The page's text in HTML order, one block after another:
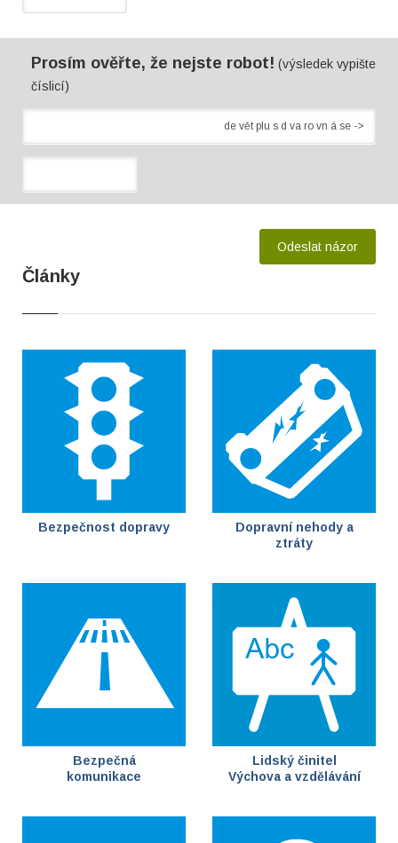
Prosím ověřte, že nejste robot! (výsledek vypište
číslicí)
Články
Bezpečnost dopravy
Dopravní nehody a
ztráty
Bezpečná
komunikace
Lidský činitel
Výchova a vzdělávání